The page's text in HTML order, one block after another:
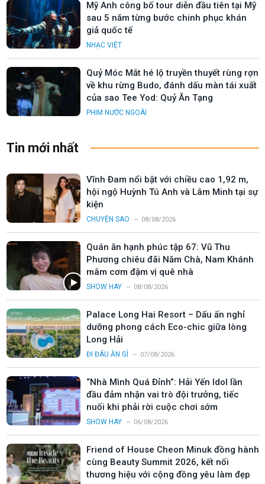
Mỹ Anh công bố tour diễn đầu tiên tại Mỹ
sau 5 năm từng bước chinh phục khán
giả quốc tế
NHẠC VIỆT
Quỷ Móc Mắt hé lộ truyền thuyết rùng rợn
về khu rừng Budo, đánh dấu màn tái xuất
của sao Tee Yod: Quỷ Ăn Tạng
PHIM NƯỚC NGOÀI
Tin mới nhất
Vĩnh Đam nổi bật với chiều cao 1,92 m,
hội ngộ Huỳnh Tú Anh và Lâm Minh tại sự
kiện
CHUYỆN SAO 08/08/2026
Quán ăn hạnh phúc tập 67: Vũ Thu
Phương chiêu đãi Năm Chà, Nam Khánh
mâm cơm đậm vị quê nhà
SHOW HAY 08/08/2026
Palace Long Hai Resort – Dấu ấn nghỉ
dưỡng phong cách Eco-chic giữa lòng
Long Hải
ĐI ĐÂU ĂN GÌ 07/08/2026
“Nhà Mình Quá Đỉnh”: Hải Yến Idol lần
đầu đảm nhận vai trò đội trưởng, tiếc
nuối khi phải rời cuộc chơi sớm
SHOW HAY 06/08/2026
Friend of House Cheon Minuk đồng hành
cùng Beauty Summit 2026, kết nối
thương hiệu với cộng đồng yêu làm đẹp